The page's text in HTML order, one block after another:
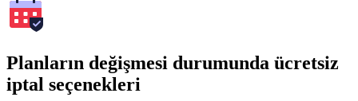
Planların değişmesi durumunda ücretsiz
iptal seçenekleri